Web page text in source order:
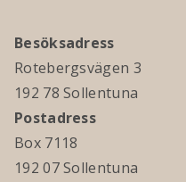
Besöksadress
Rotebergsvägen 3
192 78 Sollentuna
Postadress
Box 7118
192 07 Sollentuna